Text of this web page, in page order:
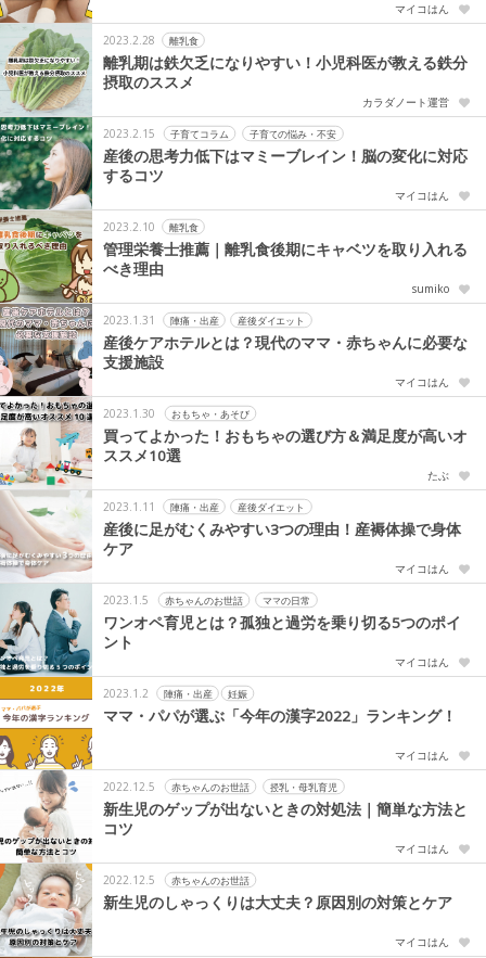
マイコはん
2023.2.28 離乳食
離乳期は鉄欠乏になりやすい！小児科医が教える鉄分
摂取のススメ
カラダノート運営
2023.2.15 子育てコラム 子育ての悩み・不安
産後の思考力低下はマミーブレイン！脳の変化に対応
するコツ
マイコはん
2023.2.10 離乳食
管理栄養士推薦｜離乳食後期にキャベツを取り入れる
べき理由
sumiko
2023.1.31 陣痛・出産 産後ダイエット
産後ケアホテルとは？現代のママ・赤ちゃんに必要な
支援施設
マイコはん
2023.1.30 おもちゃ・あそび
買ってよかった！おもちゃの選び方＆満足度が高いオ
ススメ10選
たぶ
2023.1.11 陣痛・出産 産後ダイエット
産後に足がむくみやすい3つの理由！産褥体操で身体
ケア
マイコはん
2023.1.5 赤ちゃんのお世話 ママの日常
ワンオペ育児とは？孤独と過労を乗り切る5つのポイ
ント
マイコはん
2023.1.2 陣痛・出産 妊娠
ママ・パパが選ぶ「今年の漢字2022」ランキング！
マイコはん
2022.12.5 赤ちゃんのお世話 授乳・母乳育児
新生児のゲップが出ないときの対処法｜簡単な方法と
コツ
マイコはん
2022.12.5 赤ちゃんのお世話
新生児のしゃっくりは大丈夫？原因別の対策とケア
マイコはん